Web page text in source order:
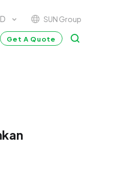
SUN Group
Get A Quote